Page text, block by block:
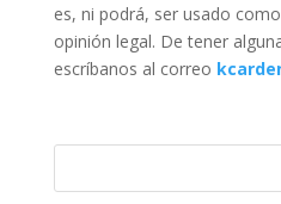
es, ni podrá, ser usado
opinión legal. De tener
escríbanos al correo